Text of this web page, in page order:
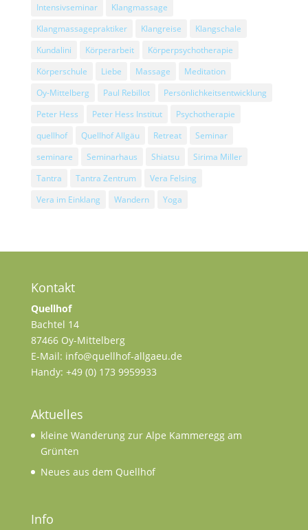
Intensivseminar
Klangmassage
Klangmassagepraktiker
Klangreise
Klangschale
Kundalini
Körperarbeit
Körperpsychotherapie
Körperschule
Liebe Massage
Meditation
Oy-Mittelberg
Paul Rebillot
Persönlichkeitsentwicklung
Peter Hess
Peter Hess Institut
Psychotherapie
quellhof
Quellhof Allgäu Retreat
Seminar
seminare
Seminarhaus Shiatsu
Sirima Miller
Tantra
Tantra Zentrum
Vera Felsing
Vera im Einklang
Wandern Yoga
Kontakt
Quellhof
Bachtel 14
87466 Oy-Mittelberg
E-Mail: info@quellhof-allgaeu.de
Handy: +49 (0) 173 9959933
Aktuelles
kleine Wanderung zur Alpe Kammeregg am
Grünten
Neues aus dem Quellhof
Info